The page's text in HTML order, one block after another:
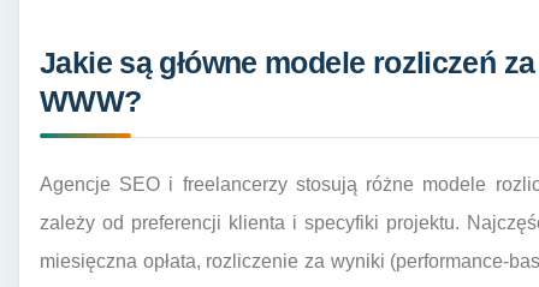
Jakie są główne modele rozliczeń
WWW?
Agencje SEO i freelancerzy stosują różne modele
zależy od preferencji klienta i specyfiki projektu.
miesięczna opłata, rozliczenie za wyniki (performance-